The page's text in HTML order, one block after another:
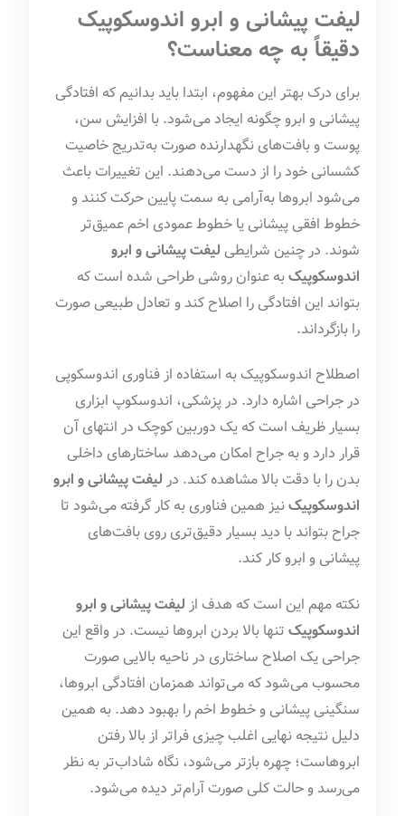
لیفت پیشانی و ابرو اندوسکوپیک
دقیقاً به چه معناست؟
برای درک بهتر این مفهوم، ابتدا باید بدانیم که افتادگی
پیشانی و ابرو چگونه ایجاد می‌شود. با افزایش سن،
پوست و بافت‌های نگهدارنده صورت به‌تدریج خاصیت
کشسانی خود را از دست می‌دهند. این تغییرات باعث
می‌شود ابروها به‌آرامی به سمت پایین حرکت کنند و
خطوط افقی پیشانی یا خطوط عمودی اخم عمیق‌تر
شوند. در چنین شرایطی لیفت پیشانی و ابرو
اندوسکوپیکبه عنوان روشی طراحی شده است که
بتواند این افتادگی را اصلاح کند و تعادل طبیعی صورت
را بازگرداند.
اصطلاح اندوسکوپیک به استفاده از فناوری اندوسکوپی
در جراحی اشاره دارد. در پزشکی، اندوسکوپ ابزاری
بسیار ظریف است که یک دوربین کوچک در انتهای آن
قرار دارد و به جراح امکان می‌دهد ساختارهای داخلی
بدن را با دقت بالا مشاهده کند. در لیفت پیشانی و ابرو
اندوسکوپیکنیز همین فناوری به کار گرفته می‌شود تا
جراح بتواند با دید بسیار دقیق‌تری روی بافت‌های
پیشانی و ابرو کار کند.
نکته مهم این است که هدف از لیفت پیشانی و ابرو
اندوسکوپیک تنها بالا بردن ابروها نیست. در واقع این
جراحی یک اصلاح ساختاری در ناحیه بالایی صورت
محسوب می‌شود که می‌تواند همزمان افتادگی ابروها،
سنگینی پیشانی و خطوط اخم را بهبود دهد. به همین
دلیل نتیجه نهایی اغلب چیزی فراتر از بالا رفتن
ابروهاست؛ چهره بازتر می‌شود، نگاه شاداب‌تر به نظر
می‌رسد و حالت کلی صورت آرام‌تر دیده می‌شود.